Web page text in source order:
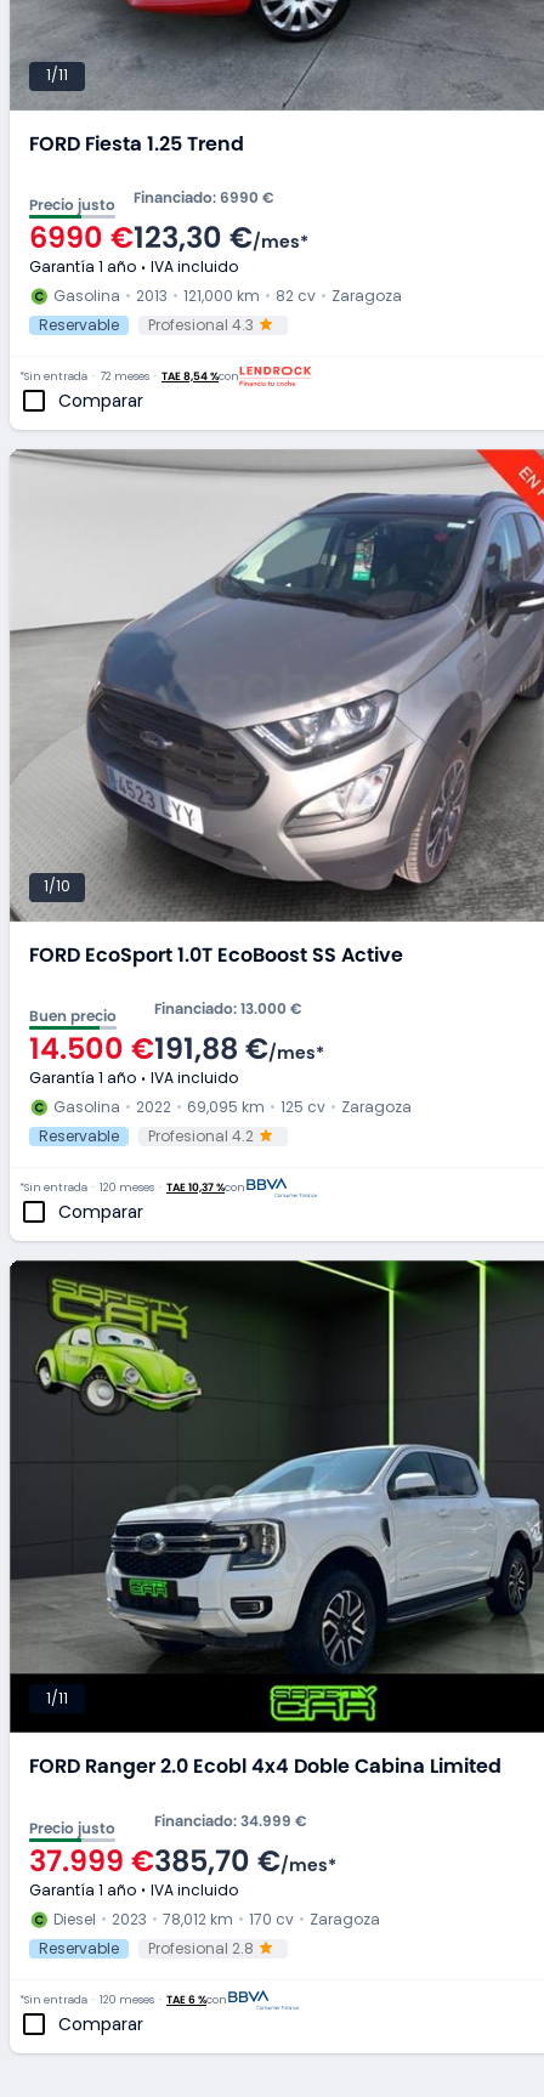
FORD Fiesta 1.25 Trend
Precio justo
6990 €
Financiado: 6990 €
123,30 €/mes*
Garantía 1 año
IVA incluido
Gasolina
2013 121,000 km 82 cv
Zaragoza
Reservable
Profesional 4.3
1/11
Comparar
*Sin entrada 72 meses TAE 8,54 %con
FORD EcoSport 1.0T EcoBoost SS Active
Buen precio
14.500 €
Financiado: 13.000 €
191,88 €/mes*
Garantía 1 año
IVA incluido
Gasolina
2022 69,095 km 125 cv
Zaragoza
Reservable
Profesional 4.2
1/10
Comparar
*Sin entrada 120 meses TAE 10,37 %con
FORD Ranger 2.0 Ecobl 4x4 Doble Cabina Limited
Precio justo
37.999 €
Financiado: 34.999 €
385,70 €/mes*
Garantía 1 año
IVA incluido
Diesel
2023 78,012 km 170 cv
Zaragoza
Reservable
Profesional 2.8
1/11
Comparar
*Sin entrada 120 meses TAE 6 %con